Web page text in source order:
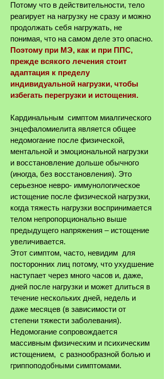
Потому что в действительности, тело
реагирует на нагрузку не сразу и можно
продолжать себя нагружать, не
понимая, что на самом деле это опасно.
Поэтому при МЭ, как и при ППС,
прежде всякого лечения стоит
адаптация к пределу
индивидуальной нагрузки, чтобы
избегать перегрузки и истощения.
Кардинальным симптом миалгического
энцефаломиелита является общее
недомогание после физической,
ментальной и эмоциональной нагрузки
и восстановление дольше обычного
(иногда, без восстановления). Это
серьезное невро- иммунологическое
истощение после физической нагрузки,
когда тяжесть нагрузки воспринимается
телом непропорционально выше
предыдущего напряжения ‒ истощение
увеличивается.​
Этот симптом, часто, невидим для
посторонних лиц потому, что ухудшение
наступает через много часов и, даже,
дней после нагрузки и может длиться в
течение нескольких дней, недель и
даже месяцев (в зависимости от
степени тяжести заболевания).
Недомогание сопровождается
массивным физическим и психическим
истощением, с разнообразной болью и
гриппоподобными симптомами.